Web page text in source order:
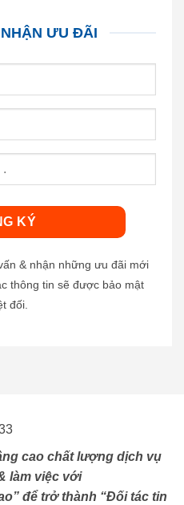
ƯU ĐÃI
& nhận những ưu đãi mới
thông tin sẽ được bảo mật
đối.
cao chất lượng dịch vụ
làm việc với
để trở thành “Đối tác tin